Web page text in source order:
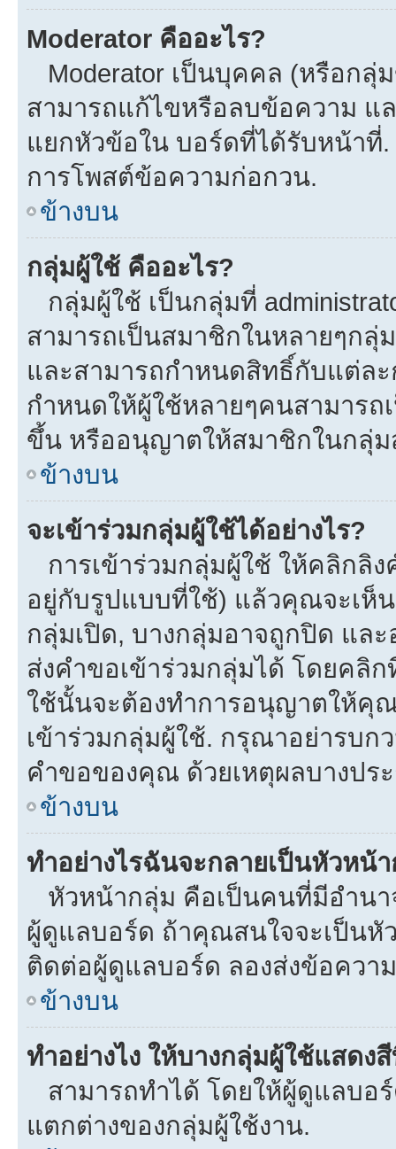
Moderator คืออะไร?
Moderator เป็นบุคคล (หรือก
สามารถแก้ไขหรือลบข้อความ แ
แยกหัวข้อใน บอร์ดที่ได้รับหน้าที่.
การโพสต์ข้อความก่อกวน.
ข้างบน
กลุ่มผู้ใช้ คืออะไร?
กลุ่มผู้ใช้ เป็นกลุ่มที่
สามารถเป็นสมาชิกในหลายๆก
และสามารถกำหนดสิทธิ์กับแต่ละ
กำหนดให้ผู้ใช้หลายๆคนสามารถ
ขึ้น หรืออนุญาตให้สมาชิกในกลุ่ม
ข้างบน
จะเข้าร่วมกลุ่มผู้ใช้ได้อย่างไร?
การเข้าร่วมกลุ่มผู้ใช้ ให้คลิกลิ
อยู่กับรูปแบบที่ใช้) แล้วคุณจะเห็
กลุ่มเปิด, บางกลุ่มอาจถูกปิด แล
ส่งคำขอเข้าร่วมกลุ่มได้ โดยคลิ
ใช้นั้นจะต้องทำการอนุญาตให้คุณ
เข้าร่วมกลุ่มผู้ใช้. กรุณาอย่ารบก
คำขอของคุณ ด้วยเหตุผลบางปร
ข้างบน
ทำอย่างไรฉันจะกลายเป็นหัวหน้
หัวหน้ากลุ่ม คือเป็นคนที่มีอำนา
ผู้ดูแลบอร์ด ถ้าคุณสนใจจะเป็น
ติดต่อผู้ดูแลบอร์ด ลองส่งข้อควา
ข้างบน
ทำอย่างไง ให้บางกลุ่มผู้ใช้แสดง
สามารถทำได้ โดยให้ผู้ดูแลบอ
แตกต่างของกลุ่มผู้ใช้งาน.